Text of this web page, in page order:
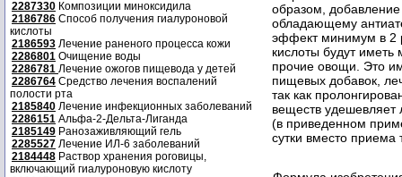
2287330 Композиции миноксидила
2186786 Способ получения гиалуроновой
кислоты
2186593 Лечение раненого процесса кожи
2286801 Очищение воды
2286781 Лечение ожогов пищевода у детей
2286764 Средство лечения воспалений
полости рта
2185840 Лечение инфекционных заболеваний
2286151 Альфа-2-Дельта-Лиганда
2185149 Ранозаживляющий гель
2285527 Лечение ИЛ-6 заболеваний
2184448 Раствор хранения роговицы,
включающий гиалуроновую кислоту
образом,
обладающему
эффект минимум в 2
кислоты будут
прочие овощи. Это
пищевых добавок,
так как
веществ удешевляет
(в приведенном
сутки вместо приема